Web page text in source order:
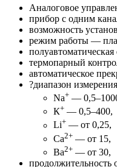
Аналоговое
прибор с одним
возможность
режим работы —
термопарный
автоматическое
?диапазон
Na+ —
К+ — 0,5–400,
Li+ — от 0,25,
Са2+ — от 15,
Ва2+ — от 30,
продолжительность